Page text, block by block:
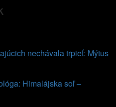
nechávala trpieť: Mýtus
Himalájska soľ –